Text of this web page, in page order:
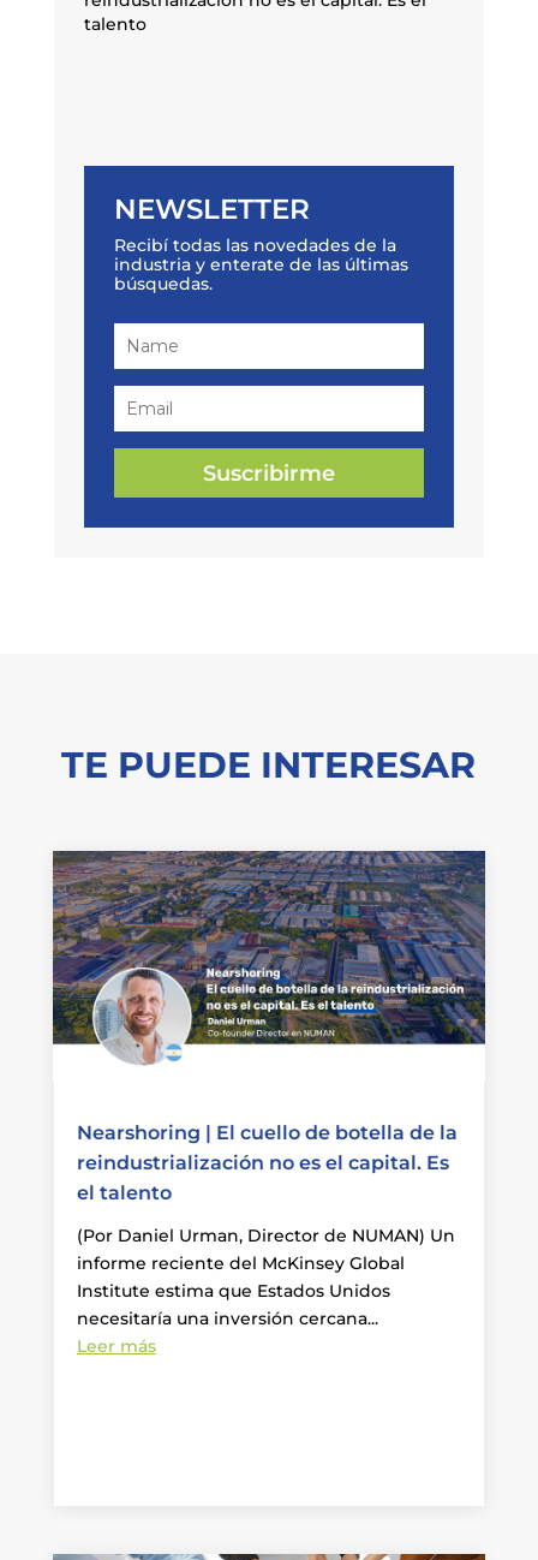
talento
NEWSLETTER
Recibí todas las novedades de la
industria y enterate de las últimas
búsquedas.
Suscribirme
TE PUEDE INTERESAR
Nearshoring | El cuello de botella de la
reindustrialización no es el capital. Es
el talento
(Por Daniel Urman, Director de NUMAN) Un
informe reciente del McKinsey Global
Institute estima que Estados Unidos
necesitaría una inversión cercana...
Leer más